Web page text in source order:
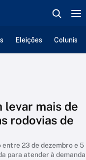
Eleições
levar mais de
rodovias de
23 de dezembro e 5
para atender à demanda